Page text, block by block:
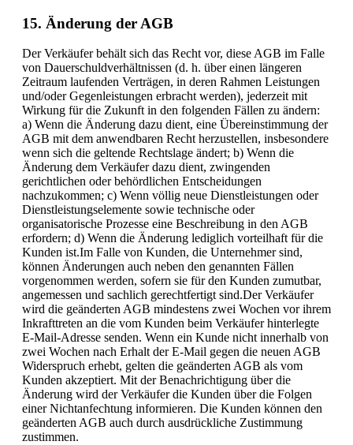
15. Änderung der AGB
Der Verkäufer behält sich das Recht vor, diese AGB im Falle
von Dauerschuldverhältnissen (d. h. über einen längeren
Zeitraum laufenden Verträgen, in deren Rahmen Leistungen
und/oder Gegenleistungen erbracht werden), jederzeit mit
Wirkung für die Zukunft in den folgenden Fällen zu ändern:
a) Wenn die Änderung dazu dient, eine Übereinstimmung der
AGB mit dem anwendbaren Recht herzustellen, insbesondere
wenn sich die geltende Rechtslage ändert; b) Wenn die
Änderung dem Verkäufer dazu dient, zwingenden
gerichtlichen oder behördlichen Entscheidungen
nachzukommen; c) Wenn völlig neue Dienstleistungen oder
Dienstleistungselemente sowie technische oder
organisatorische Prozesse eine Beschreibung in den AGB
erfordern; d) Wenn die Änderung lediglich vorteilhaft für die
Kunden ist.Im Falle von Kunden, die Unternehmer sind,
können Änderungen auch neben den genannten Fällen
vorgenommen werden, sofern sie für den Kunden zumutbar,
angemessen und sachlich gerechtfertigt sind.Der Verkäufer
wird die geänderten AGB mindestens zwei Wochen vor ihrem
Inkrafttreten an die vom Kunden beim Verkäufer hinterlegte
E-Mail-Adresse senden. Wenn ein Kunde nicht innerhalb von
zwei Wochen nach Erhalt der E-Mail gegen die neuen AGB
Widerspruch erhebt, gelten die geänderten AGB als vom
Kunden akzeptiert. Mit der Benachrichtigung über die
Änderung wird der Verkäufer die Kunden über die Folgen
einer Nichtanfechtung informieren. Die Kunden können den
geänderten AGB auch durch ausdrückliche Zustimmung
zustimmen.